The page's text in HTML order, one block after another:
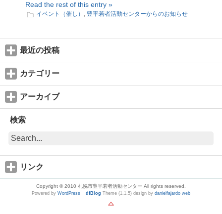
Read the rest of this entry »
イベント（催し） , 豊平若者活動センターからのお知らせ
最近の投稿
カテゴリー
アーカイブ
検索
リンク
Copyright © 2010 札幌市豊平若者活動センター All rights reserved.
Powered by WordPress ¬ dfBlog Theme (1.1.5) design by danielfajardo web